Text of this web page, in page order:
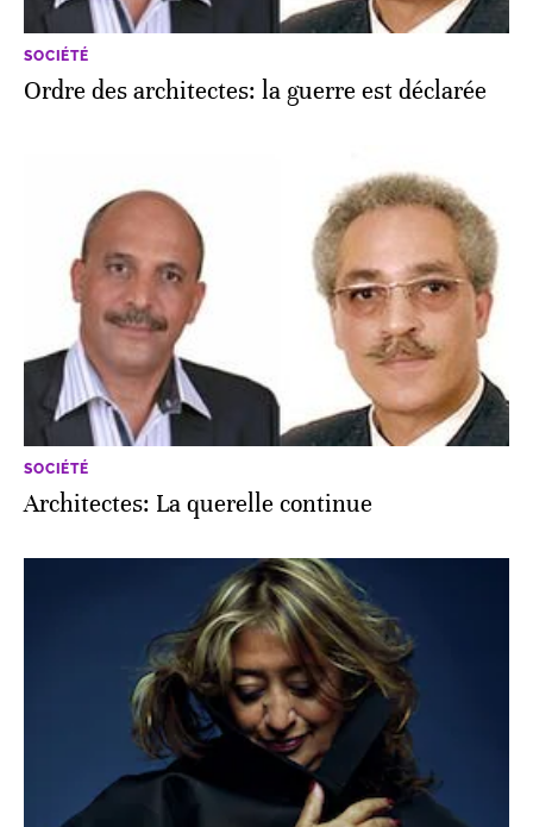
SOCIÉTÉ
Ordre des architectes: la guerre est déclarée
SOCIÉTÉ
Architectes: La querelle continue